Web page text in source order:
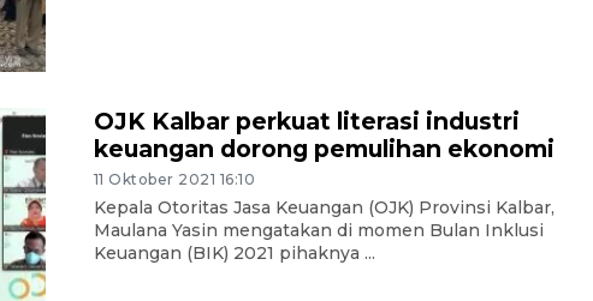
OJK Kalbar perkuat literasi industri
keuangan dorong pemulihan ekonomi
11 Oktober 2021 16:10
Kepala Otoritas Jasa Keuangan (OJK) Provinsi Kalbar,
Maulana Yasin mengatakan di momen Bulan Inklusi
Keuangan (BIK) 2021 pihaknya ...